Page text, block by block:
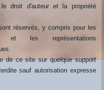
droit d'auteur et la propriété
réservés, y compris pour les
et les représentations
de ce site sur quelque support
sauf autorisation expresse